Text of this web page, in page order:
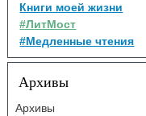
Книги моей жизни
#ЛитМост
#Медленные чтения
Архивы
Архивы